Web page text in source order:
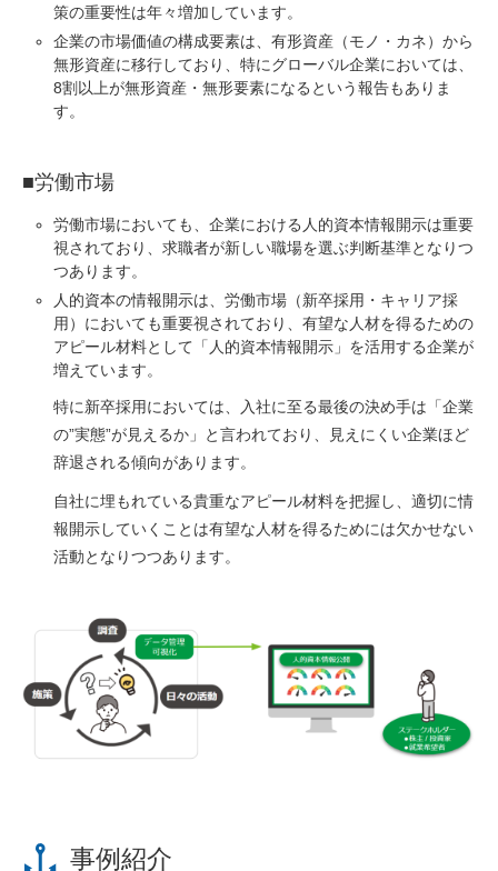
策の重要性は年々増加しています。
企業の市場価値の構成要素は、有形資産（モノ・カネ）から
無形資産に移行しており、特にグローバル企業においては、
8割以上が無形資産・無形要素になるという報告もありま
す。
■労働市場
労働市場においても、企業における人的資本情報開示は重要
視されており、 求職者が新しい職場を選ぶ判断基準となりつ
つあります。
人的資本の情報開示は、 労働市場（新卒採用・キャリア採
用） においても重要視されており、 有望な人材を得るための
アピール材料として「人的資本情報開示」を活用する企業が
増えています。
特に新卒採用においては、入社に至る最後の決め手は「企業
の”実態”が見えるか」と言われており、見えにくい企業ほど
辞退される傾向があります。
自社に埋もれている貴重なアピール材料を把握 し、 適切に情
報開示していくことは有望な人材を得るためには欠かせない
活動となりつつあります。
事例紹介